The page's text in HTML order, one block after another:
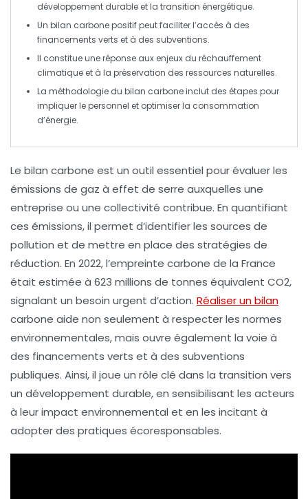
développement durable et la transition énergétique.
Un bilan carbone positif peut faciliter l’accès à des
financements verts et à des subventions.
Il constitue une réponse aux enjeux du réchauffement
climatique et à la préservation des ressources naturelles.
La méthodologie du bilan carbone inclut des étapes pour
impliquer le personnel et optimiser la consommation
d’énergie.
Le bilan carbone est un outil essentiel pour évaluer les
émissions de gaz à effet de serre auxquelles une
entreprise ou une collectivité contribue. En quantifiant
ces émissions, il permet d’identifier les sources de
pollution et de mettre en place des stratégies de
réduction. En 2022, l’empreinte carbone de la France
était estimée à 623 millions de tonnes équivalent CO2,
signalant un besoin urgent d’action. Réaliser un bilan
carbone aide non seulement à respecter les normes
environnementales, mais ouvre également la voie à
des financements verts et à des subventions
publiques. Ainsi, il joue un rôle clé dans la transition vers
un développement durable, en sensibilisant les acteurs
à leur impact environnemental et en les incitant à
adopter des pratiques écoresponsables.